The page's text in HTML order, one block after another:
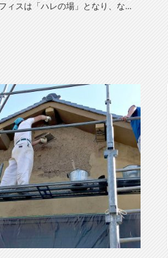
ィスは「ハレの場」となり、な...